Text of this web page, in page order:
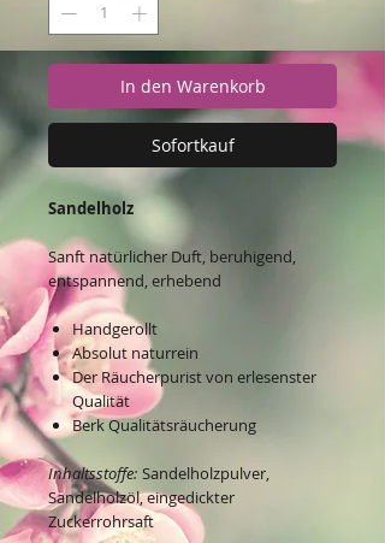
In den Warenkorb
Sofortkauf
Sandelholz
Sanft natürlicher Duft, beruhigend,
entspannend, erhebend
Handgerollt
Absolut naturrein
Der Räucherpurist von erlesenster
Qualität
Berk Qualitätsräucherung
Inhaltsstoffe: Sandelholzpulver,
Sandelholzöl, eingedickter
Zuckerrohrsaft